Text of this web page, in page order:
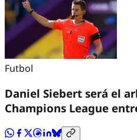
Futbol
Daniel Siebert será el
Champions League